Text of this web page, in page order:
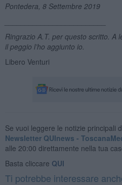
Pontedera, 8 Settembre 2019
Ringrazio A.T. per questo scritto. A
il peggio l’ho aggiunto io.
Libero Venturi
Se vuoi leggere le notizie principali
Newsletter QUInews -
alle 20:00 direttamente nella tua
Basta cliccare QUI
Ti potrebbe interessare